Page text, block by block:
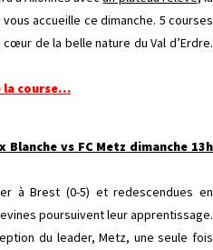
accueille ce dimanche. 5 courses
de la belle nature du Val d’Erdre.
la course…
Blanche vs FC Metz dimanche 13h
à Brest (0-5) et redescendues en
poursuivent leur apprentissage.
du leader, Metz, une seule fois